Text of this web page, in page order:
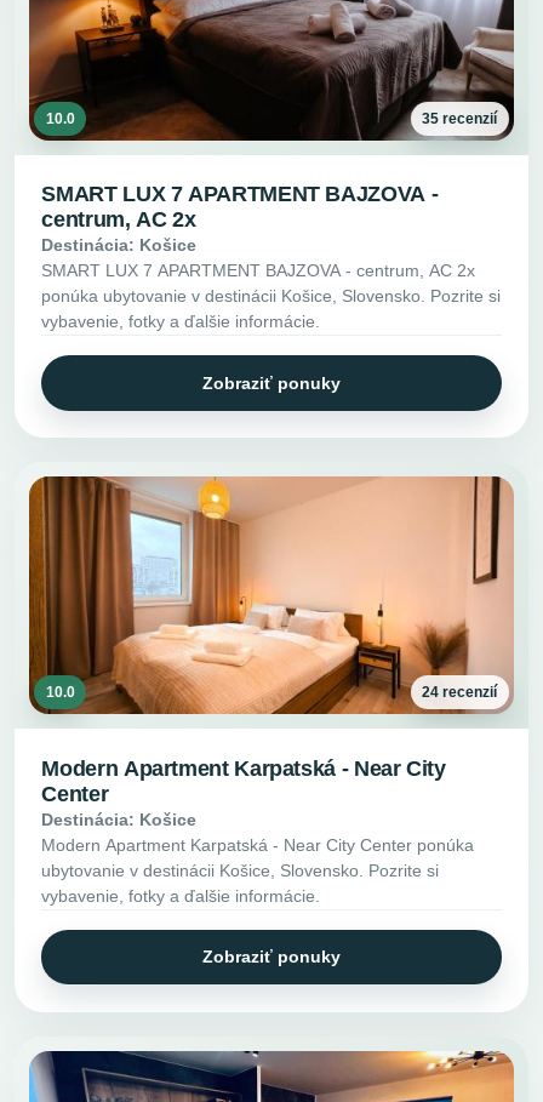
10.0 35 recenzií
SMART LUX 7 APARTMENT BAJZOVA -
centrum, AC 2x
Destinácia: Košice
SMART LUX 7 APARTMENT BAJZOVA - centrum, AC 2x
ponúka ubytovanie v destinácii Košice, Slovensko. Pozrite si
vybavenie, fotky a ďalšie informácie.
Zobraziť ponuky
10.0 24 recenzií
Modern Apartment Karpatská - Near City
Center
Destinácia: Košice
Modern Apartment Karpatská - Near City Center ponúka
ubytovanie v destinácii Košice, Slovensko. Pozrite si
vybavenie, fotky a ďalšie informácie.
Zobraziť ponuky